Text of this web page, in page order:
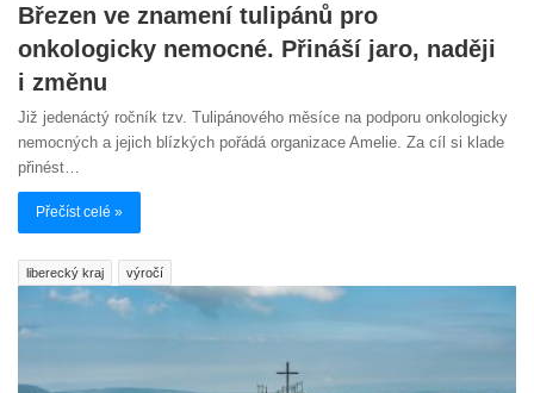
Březen ve znamení tulipánů pro
onkologicky nemocné. Přináší jaro, naději
i změnu
Již jedenáctý ročník tzv. Tulipánového měsíce na podporu onkologicky
nemocných a jejich blízkých pořádá organizace Amelie. Za cíl si klade
přinést…
Přečíst celé »
liberecký kraj výročí